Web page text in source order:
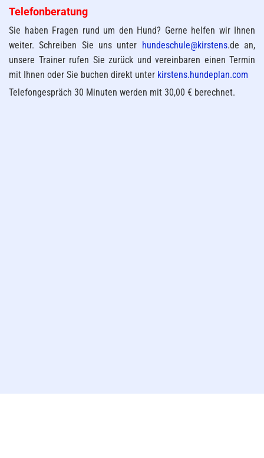
Telefonberatung
Sie haben Fragen rund um den Hund? Gerne helfen wir Ihnen
weiter. Schreiben Sie uns unter hundeschule@kirstens.de an,
unsere Trainer rufen Sie zurück und vereinbaren einen Termin
mit Ihnen oder Sie buchen direkt unter kirstens.hundeplan.com
Telefongespräch 30 Minuten werden mit 30,00 € berechnet.